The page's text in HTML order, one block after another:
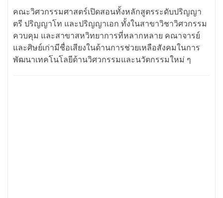
คณะวิศวกรรมศาสตร์เปิดสอนทั้งหลักสูตรระดับปริญญา
ตรี ปริญญาโท และปริญญาเอก ทั้งในสาขาวิชาวิศวกรรม
ควบคุม และสาขาสหวิทยาการที่หลากหลาย คณาจารย์
และศิษย์เก่ามีชื่อเสียงในด้านการช่วยเหลือสังคมในการ
พัฒนาเทคโนโลยีด้านวิศวกรรมและนวัตกรรมใหม่ ๆ